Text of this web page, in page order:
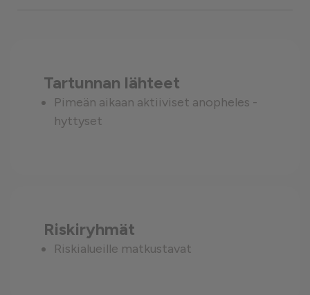
Tartunnan lähteet
Pimeän aikaan aktiiviset anopheles -
hyttyset
Riskiryhmät
Riskialueille matkustavat